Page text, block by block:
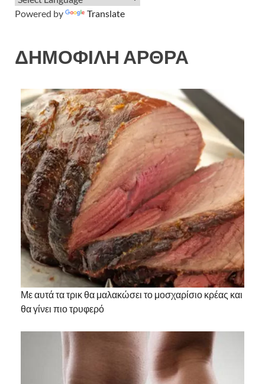
Powered by Translate
ΔΗΜΟΦΙΛΗ ΑΡΘΡΑ
Με αυτά τα τρικ θα μαλακώσει το μοσχαρίσιο κρέας και
θα γίνει πιο τρυφερό